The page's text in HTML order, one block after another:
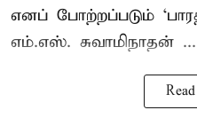
எனப் போற்றப்படும்
எம்.எஸ். சுவாமிநாதன் ...